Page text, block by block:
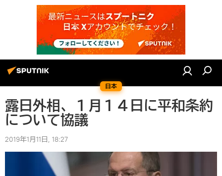
日本
露日外相、１月１４日に平和条約
について協議
2019年1月11日, 18:27